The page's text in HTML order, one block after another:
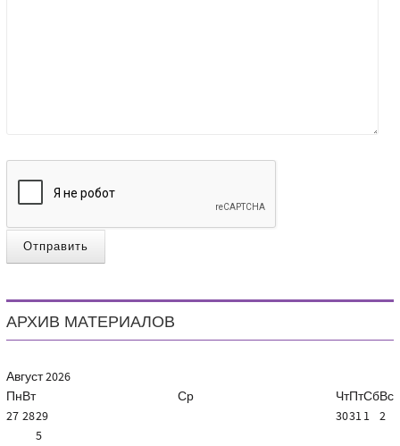
Отправить
АРХИВ МАТЕРИАЛОВ
Август2026
ПнВт Ср ЧтПтСбВс
27 2829 30311 2
5